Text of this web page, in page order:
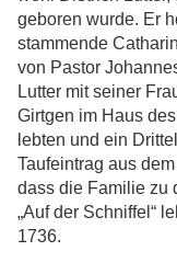
geboren wurde. Er
stammende
von Pastor
Lutter mit seiner
Girtgen im Haus
lebten und ein
Taufeintrag aus
dass die Familie zu
„Auf der Schniffel“
1736.